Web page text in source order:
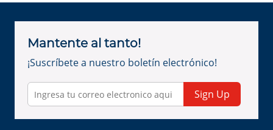
Mantente al tanto!
¡Suscríbete a nuestro boletín electrónico!
Sign Up